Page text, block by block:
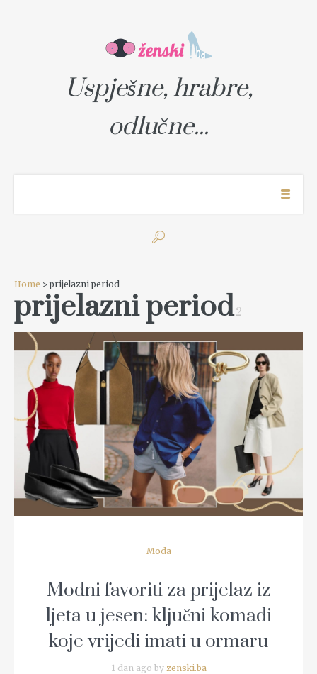
Uspješne, hrabre,
odlučne...
Home > prijelazni period
prijelazni period2
READ MORE
Moda
Modni favoriti za prijelaz iz
ljeta u jesen: ključni komadi
koje vrijedi imati u ormaru
1 dan ago by zenski.ba